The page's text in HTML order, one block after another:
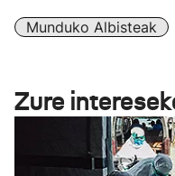
Munduko Albisteak
Zure